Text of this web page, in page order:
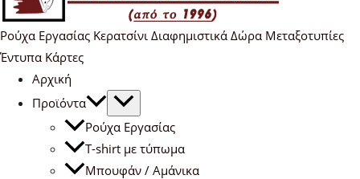
Ρούχα Εργασίας Κερατσίνι Διαφημιστικά Δώρα Μεταξοτυπίες
Έντυπα Κάρτες
Αρχική
Προϊόντα
Ρούχα Εργασίας
T-shirt με τύπωμα
Μπουφάν / Αμάνικα